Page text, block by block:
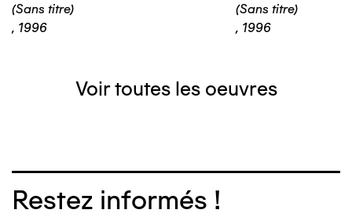
(Sans titre)
, 1996
(Sans titre)
, 1996
Voir toutes les oeuvres
Restez informés !